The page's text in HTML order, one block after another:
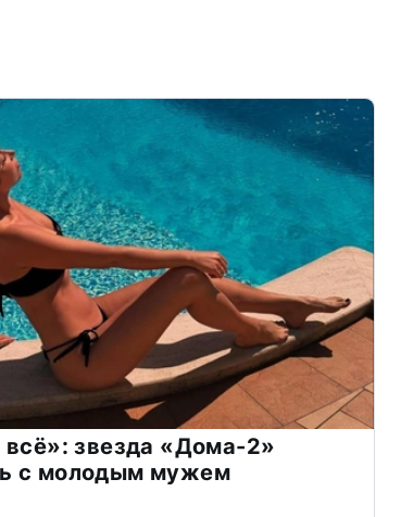
всё»: звезда «Дома-2»
с молодым мужем